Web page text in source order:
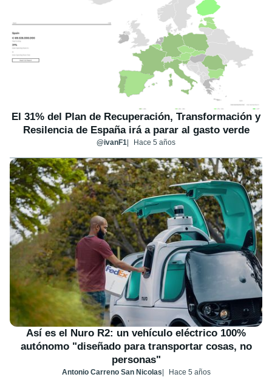
El 31% del Plan de Recuperación, Transformación y
Resilencia de España irá a parar al gasto verde
@ivanF1 Hace 5 años
Así es el Nuro R2: un vehículo eléctrico 100%
autónomo "diseñado para transportar cosas, no
personas"
Antonio Carreno San Nicolas Hace 5 años